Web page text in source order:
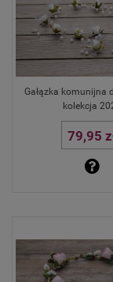
Gałązka komunijna
kolekcja
79,95